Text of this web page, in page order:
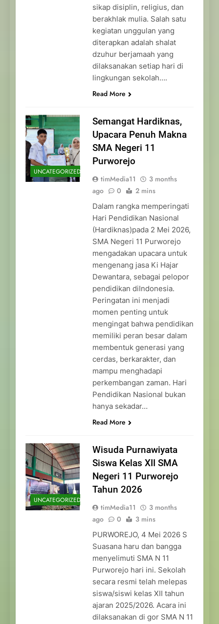
sikap disiplin, religius, dan
berakhlak mulia. Salah satu
kegiatan unggulan yang
diterapkan adalah shalat
dzuhur berjamaah yang
dilaksanakan setiap hari di
lingkungan sekolah….
Read More
UNCATEGORIZED
Semangat Hardiknas,
Upacara Penuh Makna
SMA Negeri 11
Purworejo
timMedia11
3 months
ago
0 2 mins
Dalam rangka memperingati
Hari Pendidikan Nasional
(Hardiknas)pada 2 Mei 2026,
SMA Negeri 11 Purworejo
mengadakan upacara untuk
mengenang jasa Ki Hajar
Dewantara, sebagai pelopor
pendidikan diIndonesia.
Peringatan ini menjadi
momen penting untuk
mengingat bahwa pendidikan
memiliki peran besar dalam
membentuk generasi yang
cerdas, berkarakter, dan
mampu menghadapi
perkembangan zaman. Hari
Pendidikan Nasional bukan
hanya sekadar…
Read More
UNCATEGORIZED
Wisuda Purnawiyata
Siswa Kelas XII SMA
Negeri 11 Purworejo
Tahun 2026
timMedia11
3 months
ago
0 3 mins
PURWOREJO, 4 Mei 2026 S
Suasana haru dan bangga
menyelimuti SMA N 11
Purworejo hari ini. Sekolah
secara resmi telah melepas
siswa/siswi kelas XII tahun
ajaran 2025/2026. Acara ini
dilaksanakan di gor SMA N 11